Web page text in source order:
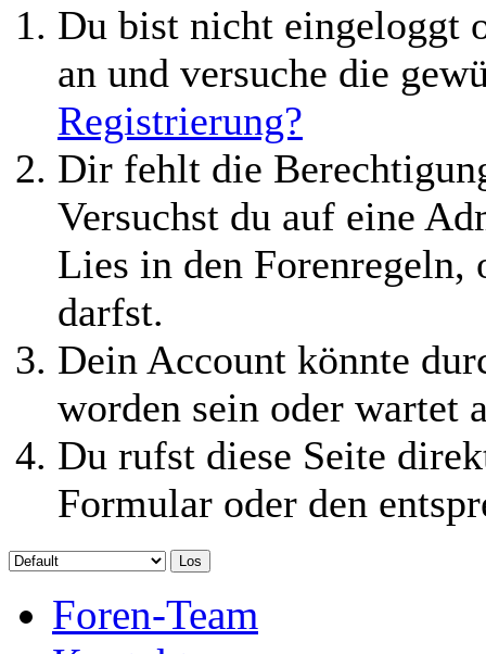
Du bist nicht eingeloggt
an und versuche die
Registrierung?
Dir fehlt die
Versuchst du auf eine
Lies in den Forenregeln,
darfst.
Dein Account könnte
worden sein oder wartet
Du rufst diese Seite
Formular oder den
Foren-Team